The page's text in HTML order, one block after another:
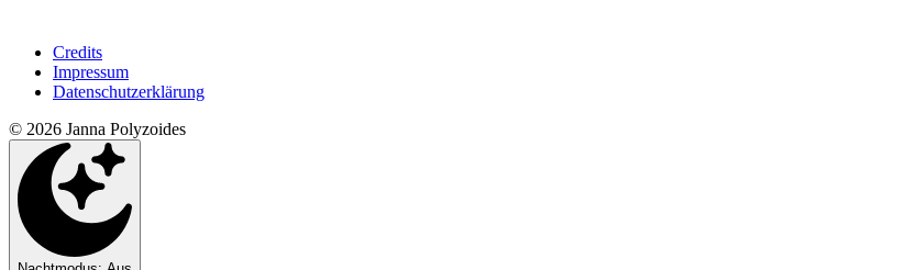
Credits
Impressum
Datenschutzerklärung
© 2026 Janna Polyzoides